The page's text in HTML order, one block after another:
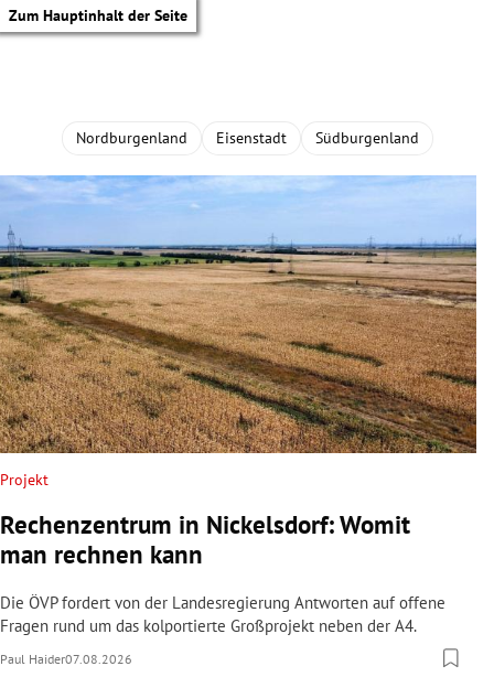
Zum Hauptinhalt der Seite
Untermenü
Untermenü
Untermenü
Nordburgenland Eisenstadt Südburgenland
Projekt
Rechenzentrum in Nickelsdorf: Womit
man rechnen kann
Die ÖVP fordert von der Landesregierung Antworten auf offene
Fragen rund um das kolportierte Großprojekt neben der A4.
Paul Haider07.08.2026